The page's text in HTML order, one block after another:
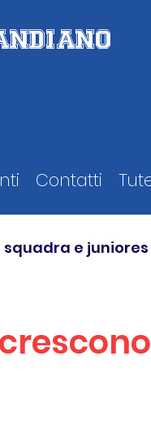
Contatti
squadra e juniores